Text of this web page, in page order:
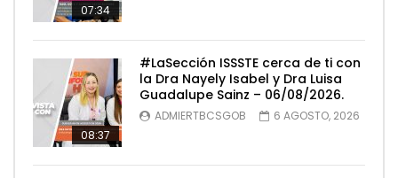
07:34
08:37
#LaSección ISSSTE cerca de ti con
la Dra Nayely Isabel y Dra Luisa
Guadalupe Sainz – 06/08/2026.
ADMIERTBCSGOB 6 AGOSTO, 2026